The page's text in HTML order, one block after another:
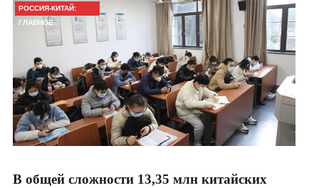
РОССИЯ-КИТАЙ:
ГЛАВНОЕ
В общей сложности 13,35 млн китайских